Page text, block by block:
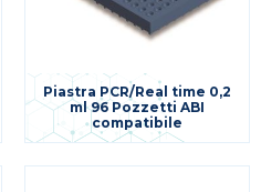
Piastra PCR/Real time 0,2
ml 96 Pozzetti ABI
compatibile